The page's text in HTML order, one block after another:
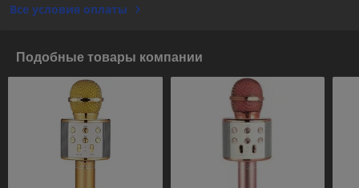
Все условия оплаты
Подобные товары компании